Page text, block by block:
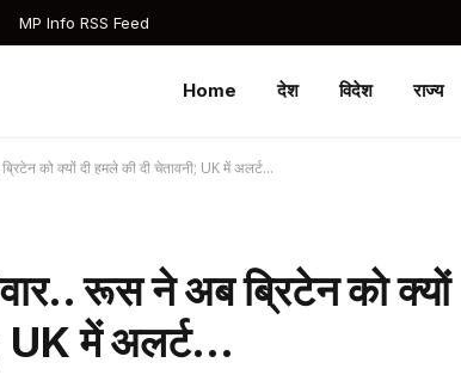
MP Info RSS Feed
Home देश विदेश राज्य
को क्यों दी हमले की दी चेतावनी; UK में अलर्ट…
रूस ने अब ब्रिटेन को क्यों
UK में अलर्ट…